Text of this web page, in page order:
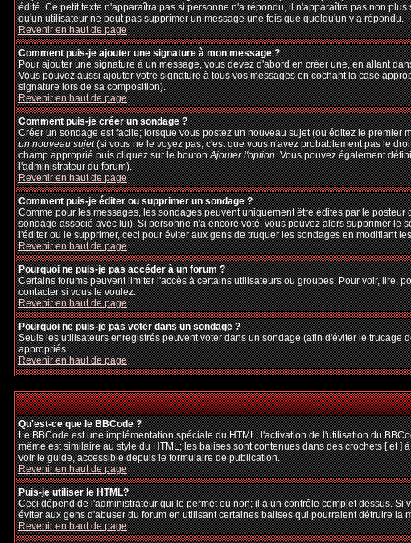
édité. Ce petit texte n'apparaîtra pas si personne n'a répondu, il n'apparaîtra pas non
qu'un utilisateur ne peut pas supprimer un message une fois que quelqu'un y a répondu.
Revenir en haut de page
Comment puis-je ajouter une signature à mon message ?
Pour ajouter une signature à un message, vous devez d'abord en créer une, en allant
Vous pouvez aussi ajouter votre signature à tous vos messages en cochant la case
signature lors de sa composition).
Revenir en haut de page
Comment puis-je créer un sondage ?
Créer un sondage est facile; lorsque vous postez un nouveau sujet (ou éditez le
un nouveau sujet(si vous ne le voyez pas, c'est que vous n'avez probablement pas le
champ approprié puis cliquez sur le boutonAjouter l'option. Vous pouvez également
l'administrateur du forum).
Revenir en haut de page
Comment puis-je éditer ou supprimer un sondage ?
Comme pour les messages, les sondages peuvent uniquement être édités par le
sondage associé avec lui). Si personne n'a encore voté, vous pouvez alors supprimer
l'éditer ou le supprimer, ceci pour éviter aux gens de truquer les sondages en modifiant
Revenir en haut de page
Pourquoi ne puis-je pas accéder à un forum ?
Certains forums peuvent limiter l'accès à certains utilisateurs ou groupes. Pour voir, lire,
contacter si vous le voulez.
Revenir en haut de page
Pourquoi ne puis-je pas voter dans un sondage ?
Seuls les utilisateurs enregistrés peuvent voter dans un sondage (afin d'éviter le
appropriés.
Revenir en haut de page
Qu'est-ce que le BBCode ?
Le BBCode est une implémentation spéciale du HTML; l'activation de l'utilisation du
même est similaire au style du HTML; les balises sont contenues dans des crochets [ et
voir le guide, accessible depuis le formulaire de publication.
Revenir en haut de page
Puis-je utiliser le HTML?
Ceci dépend de l'administrateur qui le permet ou non; il a un contrôle complet dessus.
éviter aux gens d'abuser du forum en utilisant certaines balises qui pourraient détruire
Revenir en haut de page